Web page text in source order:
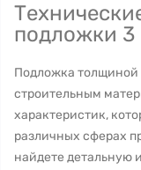
подложки 3
Подложка толщиной
строительным
характеристик,
различных сферах
найдете детальную